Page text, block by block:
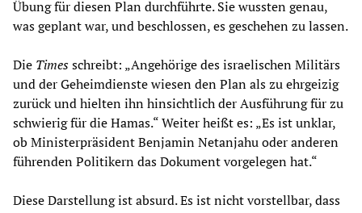
Übung für diesen Plan durchführte. Sie wussten genau,
was geplant war, und beschlossen, es geschehen zu lassen.
Die Timesschreibt: „Angehörige des israelischen Militärs
und der Geheimdienste wiesen den Plan als zu ehrgeizig
zurück und hielten ihn hinsichtlich der Ausführung für zu
schwierig für die Hamas.“ Weiter heißt es: „Es ist unklar,
ob Ministerpräsident Benjamin Netanjahu oder anderen
führenden Politikern das Dokument vorgelegen hat.“
Diese Darstellung ist absurd. Es ist nicht vorstellbar, dass